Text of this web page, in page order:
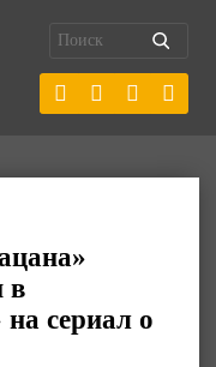
в
сериал о